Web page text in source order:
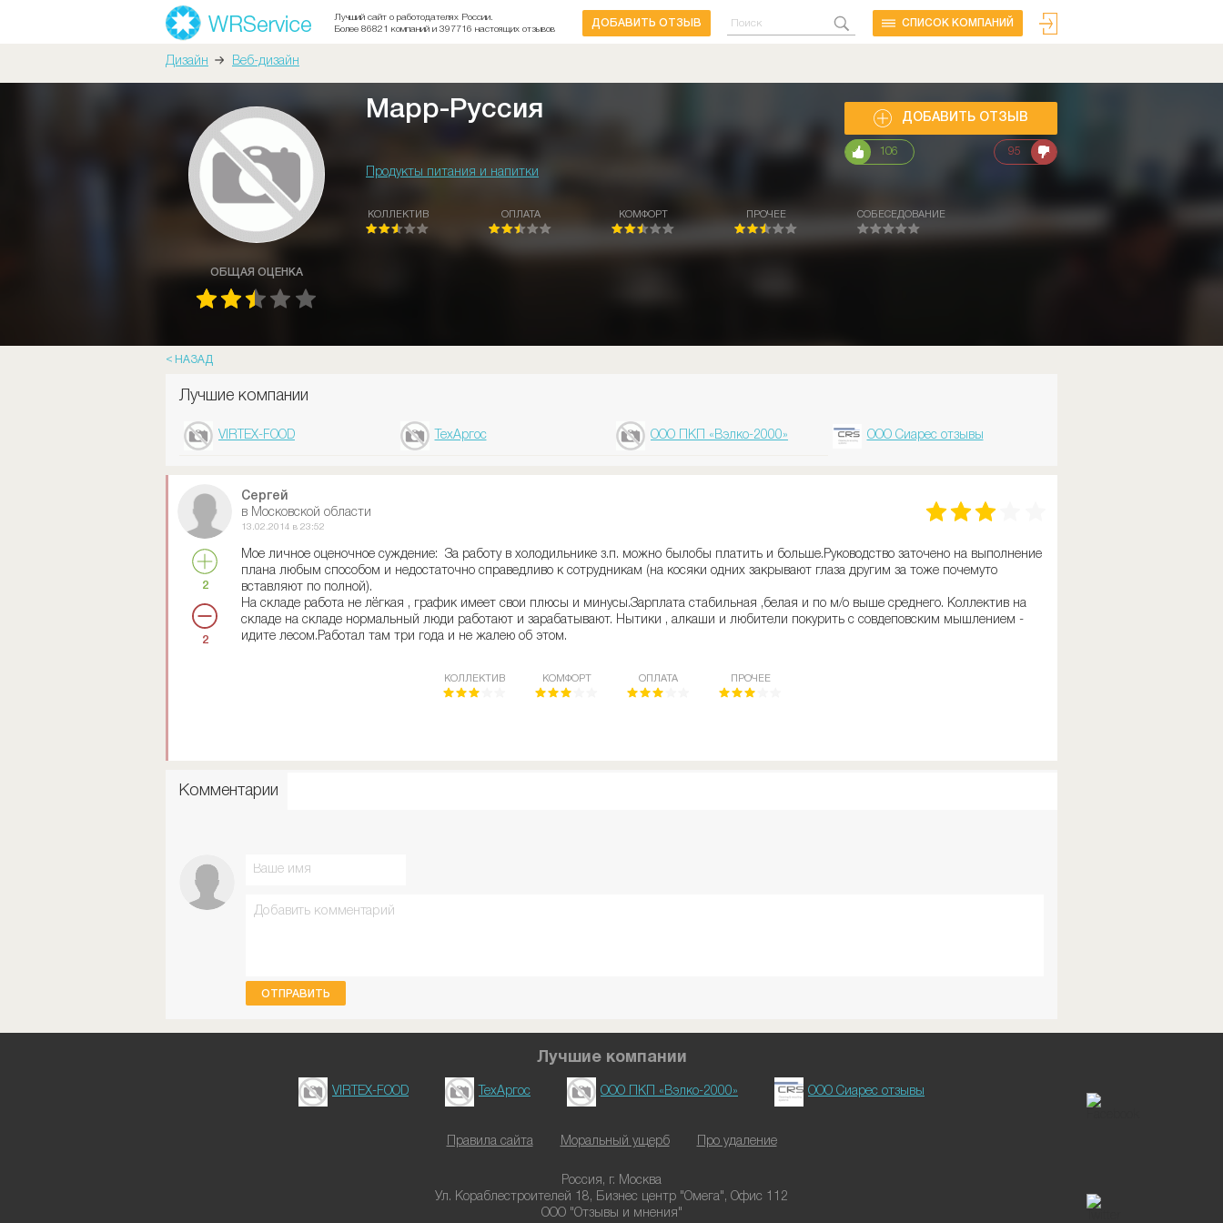
Лучший сайт о работодателях России.
Более 86821 компаний и 397716 настоящих отзывов
ДОБАВИТЬ ОТЗЫВ CПИСОК КОМПАНИЙ
Дизайн Веб-дизайн
ОБЩАЯ ОЦЕНКА
Марр-Руссия
Продукты питания и напитки
ДОБАВИТЬ ОТЗЫВ
106 95
КОЛЛЕКТИВ ОПЛАТА КОМФОРТ ПРОЧЕЕ СОБЕСЕДОВАНИЕ
НАЗАД
Лучшие компании
VIRTEX-FOOD ТехАргос ООО ПКП «Вэлко-2000» ООО Сиарес отзывы
2
2
Сергей
в Московской области
13.02.2014 в 23:52
Мое личное оценочное суждение: За работу в холодильнике з.п. можно былобы платить и больше.Руководство заточено на выполнение
плана любым способом и недостаточно справедливо к сотрудникам (на косяки одних закрывают глаза другим за тоже почемуто
вставляют по полной).
На складе работа не лёгкая , график имеет свои плюсы и минусы.Зарплата стабильная ,белая и по м/о выше среднего. Коллектив на
складе на складе нормальный люди работают и зарабатывают. Нытики , алкаши и любители покурить с совдеповским мышлением -
идите лесом.Работал там три года и не жалею об этом.
КОЛЛЕКТИВ КОМФОРТ ОПЛАТА ПРОЧЕЕ
Комментарии
ОТПРАВИТЬ
Лучшие компании
VIRTEX-FOOD ТехАргос ООО ПКП «Вэлко-2000» ООО Сиарес отзывы
Правила сайта Моральный ущерб Про удаление
Россия, г. Москва
Ул. Кораблестроителей 18, Бизнес центр "Омега", Офис 112
ООО "Отзывы и мнения"